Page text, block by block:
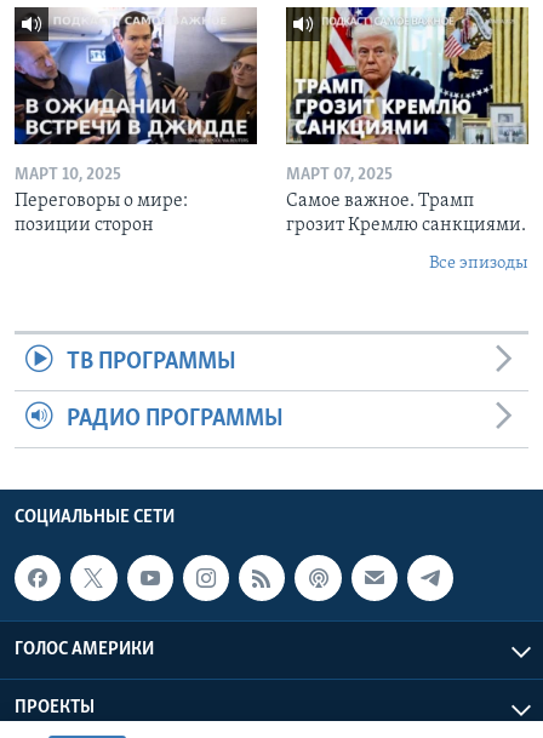
МАРТ 10, 2025
Переговоры о мире:
позиции сторон
МАРТ 07, 2025
Самое важное. Трамп
грозит Кремлю санкциями.
Все эпизоды
ТВ ПРОГРАММЫ
РАДИО ПРОГРАММЫ
СОЦИАЛЬНЫЕ СЕТИ
ГОЛОС АМЕРИКИ
ПРОЕКТЫ